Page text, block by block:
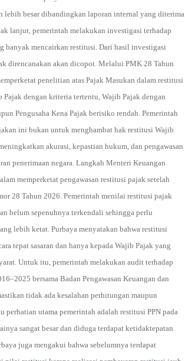
lebih besar dibandingkan laporan internal yang diterima
lanjut, pemerintah melakukan investigasi terhadap
banyak mencairkan restitusi. Dari hasil investigasi
direncanakan akan dicopot. Melalui PMK 28 Tahun
penelitian atas Pajak Masukan dalam restitusi
Pajak dengan kriteria tertentu, Wajib Pajak dengan
Pengusaha Kena Pajak berisiko rendah. Pemerintah
ini bukan untuk menghambat hak restitusi Wajib
akurasi, kepastian hukum, dan pengawasan
penerimaan negara. Langkah Menteri Keuangan
memperketat pengawasan restitusi pajak setelah
28 Tahun 2026. Pemerintah menilai restitusi pajak
belum sepenuhnya terkendali sehingga perlu
lebih ketat. Purbaya menyatakan bahwa restitusi
tepat sasaran dan hanya kepada Wajib Pajak yang
Untuk itu, pemerintah melakukan audit terhadap
bersama Badan Pengawasan Keuangan dan
tidak ada kesalahan perhitungan maupun
perhatian utama pemerintah adalah restitusi PPN pada
sangat besar dan diduga terdapat ketidaktepatan
juga mengakui bahwa sebelumnya terdapat